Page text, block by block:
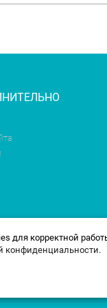
для корректной
конфиденциальности.